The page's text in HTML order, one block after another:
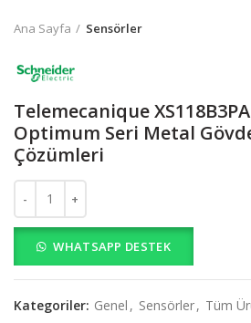
Ana Sayfa Sensörler
Telemecanique
Optimum Seri Metal
Çözümleri
Telemecanique XS118B3PAL2
WHATSAPP DESTEK
Kategoriler: Genel , Sensörler, Tüm